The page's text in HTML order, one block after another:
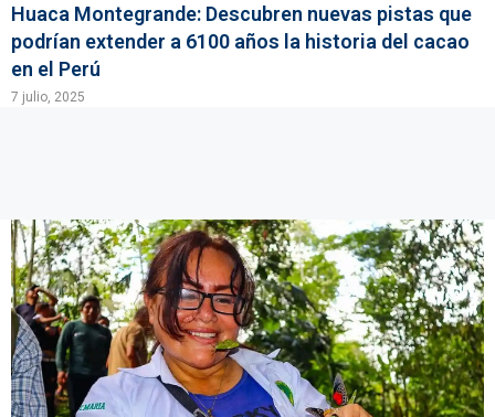
Huaca Montegrande: Descubren nuevas pistas que
podrían extender a 6100 años la historia del cacao
en el Perú
7 julio, 2025